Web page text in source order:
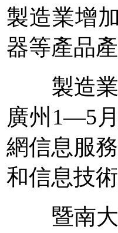
製造業增
器等產品
製造業
廣州1—5
網信息服
和信息技
暨南大